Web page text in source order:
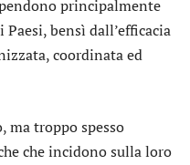
principalmente
bensì dall’efficacia
coordinata ed
ma troppo spesso
che incidono sulla loro